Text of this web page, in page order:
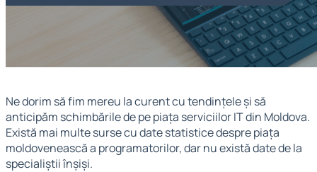
Ne dorim să fim mereu la curent cu tendințele și să
anticipăm schimbările de pe piața serviciilor IT din Moldova.
Există mai multe surse cu date statistice despre piața
moldovenească a programatorilor, dar nu există date de la
specialiștii înșiși.